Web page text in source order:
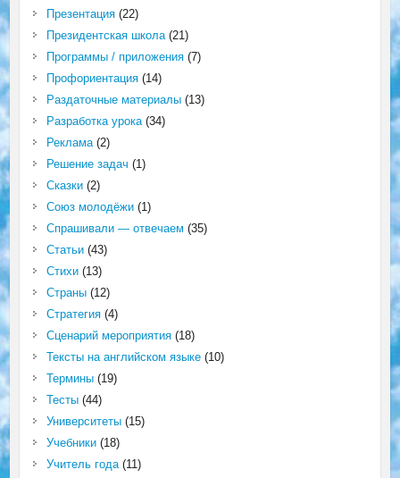
Презентация(22)
Президентская школа(21)
Программы / приложения(7)
Профориентация(14)
Раздаточные материалы(13)
Разработка урока(34)
Реклама(2)
Решение задач (1)
Сказки(2)
Союз молодёжи(1)
Спрашивали — отвечаем (35)
Статьи(43)
Стихи(13)
Страны(12)
Стратегия(4)
Сценарий мероприятия(18)
Тексты на английском языке(10)
Термины(19)
Тесты(44)
Университеты(15)
Учебники(18)
Учитель года(11)